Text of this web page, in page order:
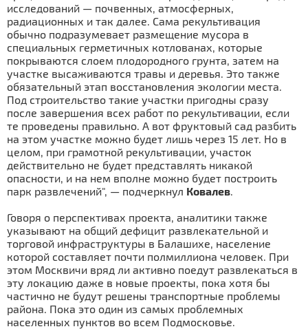
исследований — почвенных, атмосферных,
радиационных и так далее. Сама рекультивация
обычно подразумевает размещение мусора в
специальных герметичных котлованах, которые
покрываются слоем плодородного грунта, затем на
участке высаживаются травы и деревья. Это также
обязательный этап восстановления экологии места.
Под строительство такие участки пригодны сразу
после завершения всех работ по рекультивации, если
те проведены правильно. А вот фруктовый сад разбить
на этом участке можно будет лишь через 15 лет. Но в
целом, при грамотной рекультивации, участок
действительно не будет представлять никакой
опасности, и на нем вполне можно будет построить
парк развлечений", — подчеркнул Ковалев.
Говоря о перспективах проекта, аналитики также
указывают на общий дефицит развлекательной и
торговой инфраструктуры в Балашихе, население
которой составляет почти полмиллиона человек. При
этом Москвичи вряд ли активно поедут развлекаться в
эту локацию даже в новые проекты, пока хотя бы
частично не будут решены транспортные проблемы
района. Пока это один из самых проблемных
населенных пунктов во всем Подмосковье.